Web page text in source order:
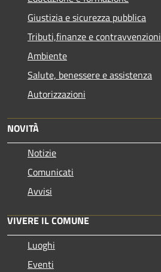
Giustizia e sicurezza pubblica
Tributi,finanze e contravvenzioni
Ambiente
Salute, benessere e assistenza
Autorizzazioni
NOVITÀ
Notizie
Comunicati
Avvisi
VIVERE IL COMUNE
Luoghi
Eventi